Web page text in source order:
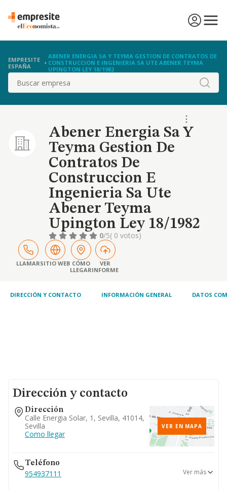
EMPRESITE
ESPAÑA
ABENER ENERGIA SA Y TEYMA GESTION DE CONTRATOS DE
CONSTRUCCION E INGENIERIA SA UTE ABENER TEYMA
UPINGTON LEY 18/1982
Buscar
Abener Energia Sa Y
Teyma Gestion De
Contratos De
Construccion E
Ingenieria Sa Ute
Abener Teyma
Upington Ley 18/1982
0/5( 0 votos)
LLAMARSITIO WEB CÓMO
LLEGAR
VER
INFORME
DIRECCIÓN Y CONTACTO INFORMACIÓN GENERAL DATOS
Dirección y contacto
Dirección
Calle Energia Solar, 1, Sevilla, 41014,
Sevilla
Como llegar
VER EN MAPA
Teléfono
954937111 Ver más